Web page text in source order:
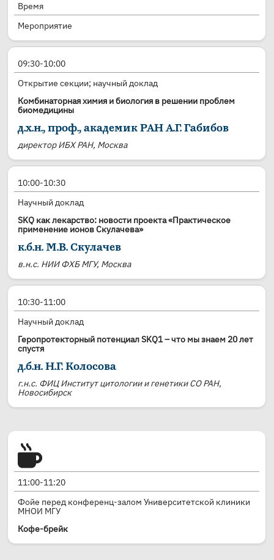
Время
Мероприятие
09:30-10:00
Открытие секции; научный доклад
Комбинаторная химия и биология в решении проблем
биомедицины
д.х.н., проф., академик РАН А.Г. Габибов
директор ИБХ РАН, Москва
10:00-10:30
Научный доклад
SKQ как лекарство: новости проекта «Практическое
применение ионов Скулачева»
к.б.н. М.В. Скулачев
в.н.с. НИИ ФХБ МГУ, Москва
10:30-11:00
Научный доклад
Геропротекторный потенциал SKQ1 – что мы знаем 20 лет
спустя
д.б.н. Н.Г. Колосова
г.н.с. ФИЦ Институт цитологии и генетики СО РАН,
Новосибирск
11:00-11:20
Фойе перед конференц-залом Университетской клиники
МНОИ МГУ
Кофе-брейк